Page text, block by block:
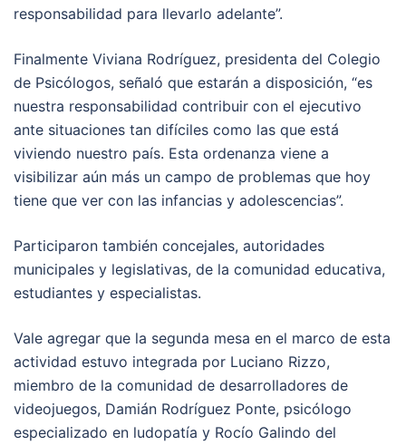
responsabilidad para llevarlo adelante”.
Finalmente Viviana Rodríguez, presidenta del Colegio
de Psicólogos, señaló que estarán a disposición, “es
nuestra responsabilidad contribuir con el ejecutivo
ante situaciones tan difíciles como las que está
viviendo nuestro país. Esta ordenanza viene a
visibilizar aún más un campo de problemas que hoy
tiene que ver con las infancias y adolescencias”.
Participaron también concejales, autoridades
municipales y legislativas, de la comunidad educativa,
estudiantes y especialistas.
Vale agregar que la segunda mesa en el marco de esta
actividad estuvo integrada por Luciano Rizzo,
miembro de la comunidad de desarrolladores de
videojuegos, Damián Rodríguez Ponte, psicólogo
especializado en ludopatía y Rocío Galindo del